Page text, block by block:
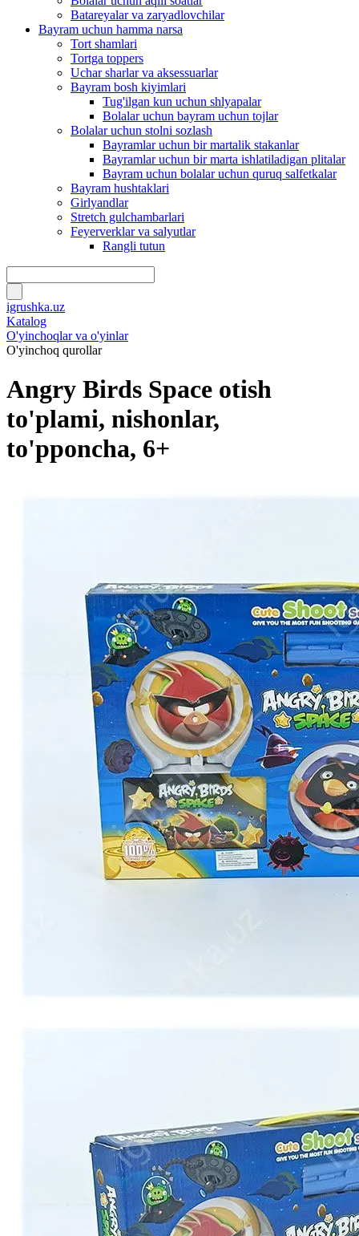
Batareyalar va zaryadlovchilar
Bayram uchun hamma narsa
Tort shamlari
Tortga toppers
Uchar sharlar va aksessuarlar
Bayram bosh kiyimlari
Tug'ilgan kun uchun shlyapalar
Bolalar uchun bayram uchun tojlar
Bolalar uchun stolni sozlash
Bayramlar uchun bir martalik stakanlar
Bayramlar uchun bir marta ishlatiladigan plitalar
Bayram uchun bolalar uchun quruq salfetkalar
Bayram hushtaklari
Girlyandlar
Stretch gulchambarlari
Feyerverklar va salyutlar
Rangli tutun
igrushka.uz
Katalog
O'yinchoqlar va o'yinlar
O'yinchoq qurollar
Angry Birds Space otish
to'plami, nishonlar,
to'pponcha, 6+